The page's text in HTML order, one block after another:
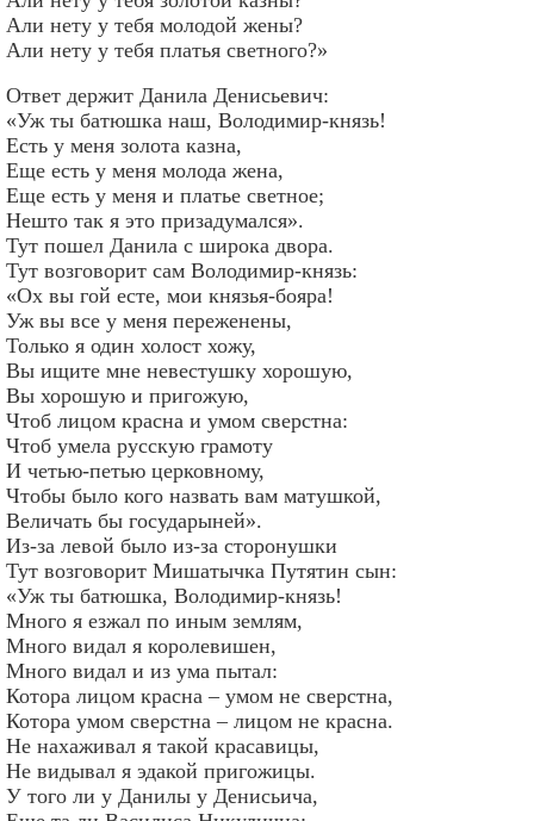
Али нету у тебя молодой жены?
Али нету у тебя платья светного?»
Ответ держит Данила Денисьевич:
«Уж ты батюшка наш, Володимир-князь!
Есть у меня золота казна,
Еще есть у меня молода жена,
Еще есть у меня и платье светное;
Нешто так я это призадумался».
Тут пошел Данила с широка двора.
Тут возговорит сам Володимир-князь:
«Ох вы гой есте, мои князья-бояра!
Уж вы все у меня переженены,
Только я один холост хожу,
Вы ищите мне невестушку хорошую,
Вы хорошую и пригожую,
Чтоб лицом красна и умом сверстна:
Чтоб умела русскую грамоту
И четью-петью церковному,
Чтобы было кого назвать вам матушкой,
Величать бы государыней».
Из-за левой было из-за сторонушки
Тут возговорит Мишатычка Путятин сын:
«Уж ты батюшка, Володимир-князь!
Много я езжал по иным землям,
Много видал я королевишен,
Много видал и из ума пытал:
Котора лицом красна – умом не сверстна,
Котора умом сверстна – лицом не красна.
Не нахаживал я такой красавицы,
Не видывал я эдакой пригожицы.
У того ли у Данилы у Денисьича,